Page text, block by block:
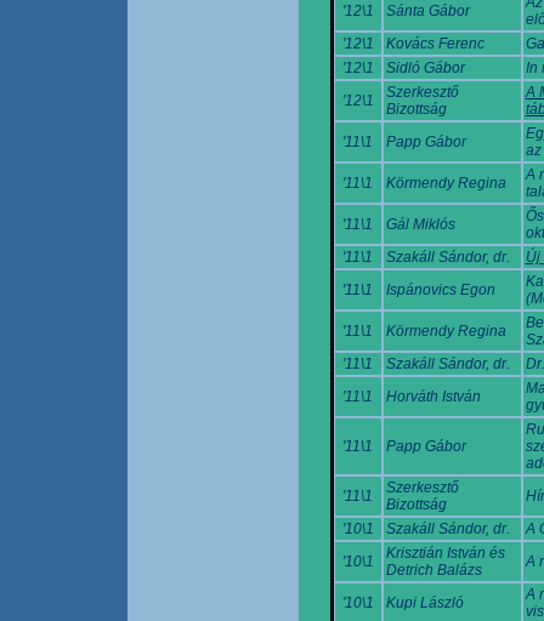
'12\1 Sánta Gábor
'12\1
Kovács Ferenc
'12\1
Sidló Gábor
In
'12\1
Szerkesztő
Bizottság
A
'11\1
Papp Gábor
az
'11\1
Körmendy Regina
A
'11\1
Gál Miklós
'11\1
Szakáll Sándor, dr.
Új
'11\1
Ispánovics Egon
'11\1
Körmendy Regina
'11\1
Szakáll Sándor, dr.
'11\1
Horváth István
'11\1 Papp Gábor
'11\1
Szerkesztő
Bizottság
'10\1
Szakáll Sándor, dr.
A
'10\1
Krisztián István és
Detrich Balázs
A
'10\1 Kupi László
A